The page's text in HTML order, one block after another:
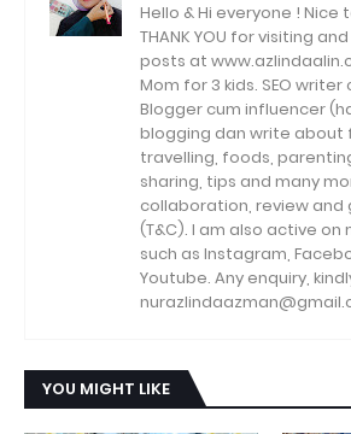
Hello & Hi everyone ! Nice
THANK YOU for visiting
posts at
Mom for 3 kids. SEO writer
Blogger cum influencer
blogging dan write about
travelling, foods,
sharing, tips and many
collaboration, review and
(T&C). I am also active on
such as Instagram,
Youtube. Any enquiry,
YOU MIGHT LIKE